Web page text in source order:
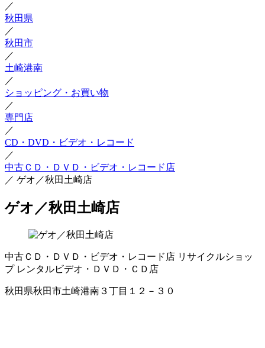
／
秋田県
／
秋田市
／
土崎港南
／
ショッピング・お買い物
／
専門店
／
CD・DVD・ビデオ・レコード
／
中古ＣＤ・ＤＶＤ・ビデオ・レコード店
／ ゲオ／秋田土崎店
ゲオ／秋田土崎店
中古ＣＤ・ＤＶＤ・ビデオ・レコード店 リサイクルショッ
プ レンタルビデオ・ＤＶＤ・ＣＤ店
秋田県秋田市土崎港南３丁目１２－３０